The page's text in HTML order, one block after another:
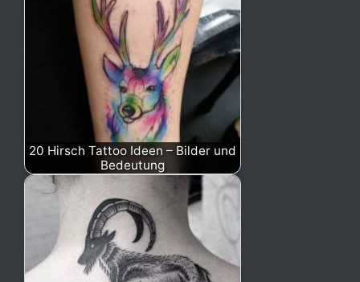
20 Hirsch Tattoo Ideen – Bilder und
Bedeutung